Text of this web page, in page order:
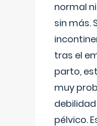
normal
sin más.
tras el
parto,
muy
pélvico.